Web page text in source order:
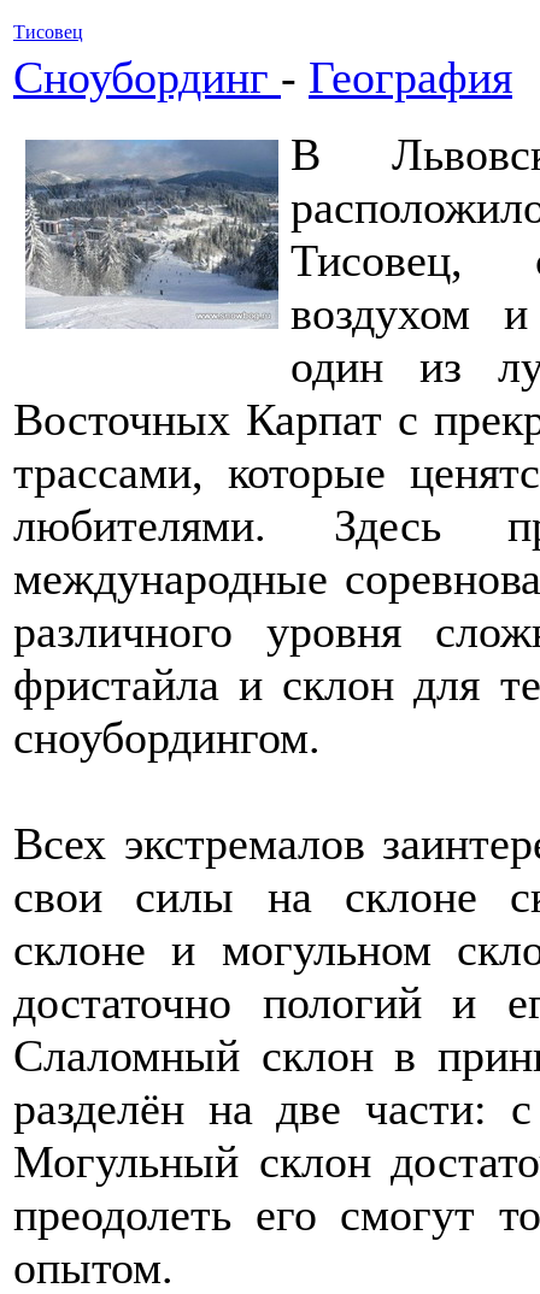
Тисовец
Сноубординг - География
В
Тисовец,
воздухом
один из
Восточных Карпат с
трассами, которые
любителями. Здесь
международные
различного уровня
фристайла и склон для
сноубордингом.
Всех экстремалов
свои силы на склоне
склоне и могульном
достаточно пологий и
Слаломный склон в
разделён на две части:
Могульный склон
преодолеть его смогут
опытом.